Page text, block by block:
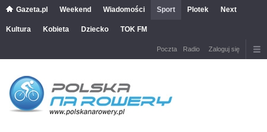
Gazeta.pl Weekend Wiadomości Sport Plotek Next
Kultura Kobieta Dziecko TOK FM
Poczta Radio Zaloguj się